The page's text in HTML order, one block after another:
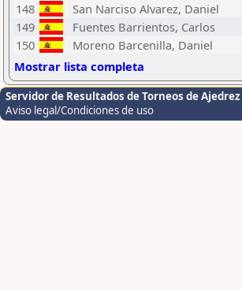
148
San Narciso Alvarez, Daniel
149
Fuentes Barrientos, Carlos
150
Moreno Barcenilla, Daniel
Mostrar lista completa
Servidor de Resultados de Torneos de Ajedrez
Aviso legal/Condiciones de uso